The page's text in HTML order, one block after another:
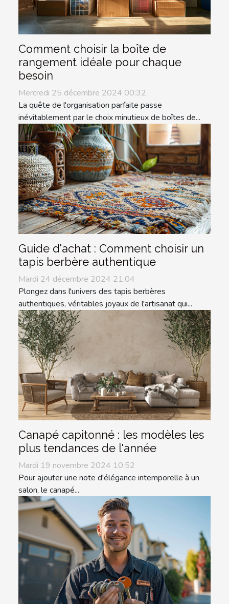
Comment choisir la boîte de
rangement idéale pour chaque
besoin
Mercredi 25 décembre 2024 00:32
La quête de l'organisation parfaite passe
inévitablement par le choix minutieux de boîtes de...
Guide d'achat : Comment choisir un
tapis berbère authentique
Mardi 24 décembre 2024 21:04
Plongez dans l'univers des tapis berbères
authentiques, véritables joyaux de l'artisanat qui...
Canapé capitonné : les modèles les
plus tendances de l'année
Mardi 19 novembre 2024 10:52
Pour ajouter une note d'élégance intemporelle à un
salon, le canapé...